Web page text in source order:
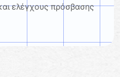
ελέγχους πρόσβασης